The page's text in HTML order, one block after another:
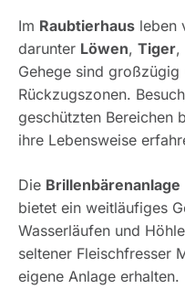
Im Raubtierhaus leben
darunter Löwen, Tiger,
Gehege sind
Rückzugszonen.
geschützten Bereichen
ihre Lebensweise
Die Brillenbärenanlage
bietet ein weitläufiges
Wasserläufen und
seltener Fleischfresser
eigene Anlage